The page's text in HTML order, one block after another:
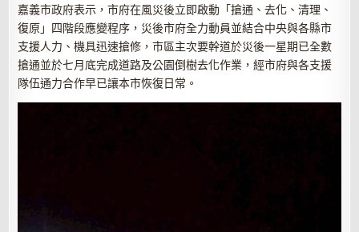
嘉義市政府表示，市府在風災後立即啟動「搶通、去化、清理、
復原」四階段應變程序，災後市府全力動員並結合中央與各縣市
支援人力、機具迅速搶修，市區主次要幹道於災後一星期已全數
搶通並於七月底完成道路及公園倒樹去化作業，經市府與各支援
隊伍通力合作早已讓本市恢復日常。